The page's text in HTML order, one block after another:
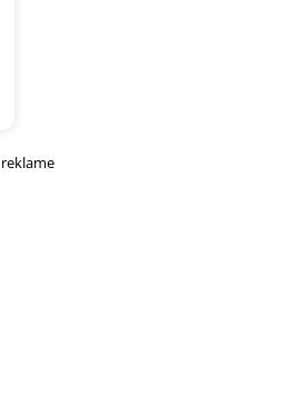
reklame